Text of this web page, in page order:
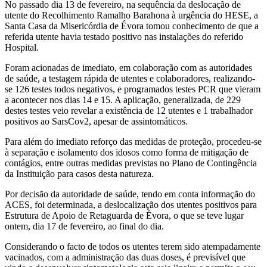
No passado dia 13 de fevereiro, na sequência da deslocação de
utente do Recolhimento Ramalho Barahona à urgência do HESE, a
Santa Casa da Misericórdia de Évora tomou conhecimento de que a
referida utente havia testado positivo nas instalações do referido
Hospital.
Foram acionadas de imediato, em colaboração com as autoridades
de saúde, a testagem rápida de utentes e colaboradores, realizando-
se 126 testes todos negativos, e programados testes PCR que vieram
a acontecer nos dias 14 e 15. A aplicação, generalizada, de 229
destes testes veio revelar a existência de 12 utentes e 1 trabalhador
positivos ao SarsCov2, apesar de assintomáticos.
Para além do imediato reforço das medidas de proteção, procedeu-se
à separação e isolamento dos idosos como forma de mitigação de
contágios, entre outras medidas previstas no Plano de Contingência
da Instituição para casos desta natureza.
Por decisão da autoridade de saúde, tendo em conta informação do
ACES, foi determinada, a deslocalização dos utentes positivos para
Estrutura de Apoio de Retaguarda de Évora, o que se teve lugar
ontem, dia 17 de fevereiro, ao final do dia.
Considerando o facto de todos os utentes terem sido atempadamente
vacinados, com a administração das duas doses, é previsível que